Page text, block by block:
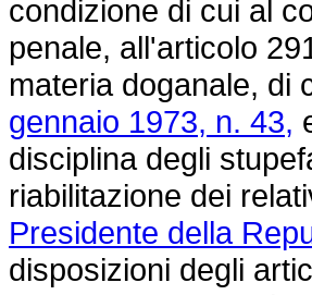
condizione di cui al
penale, all'articolo
materia doganale, di
gennaio 1973, n. 43,
disciplina degli
riabilitazione dei
Presidente della
disposizioni degli